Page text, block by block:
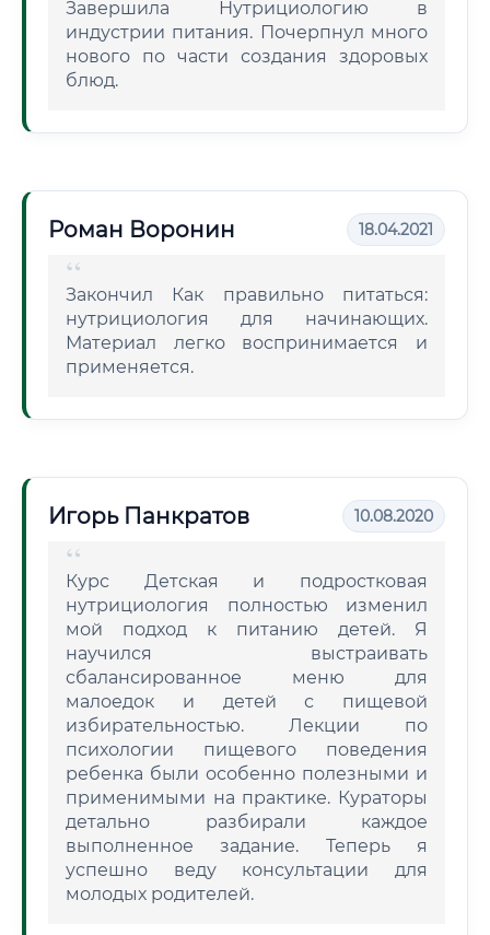
Завершила Нутрициологию в
индустрии питания. Почерпнул много
нового по части создания здоровых
блюд.
Роман Воронин 18.04.2021
Закончил Как правильно питаться:
нутрициология для начинающих.
Материал легко воспринимается и
применяется.
Игорь Панкратов 10.08.2020
Курс Детская и подростковая
нутрициология полностью изменил
мой подход к питанию детей. Я
научился выстраивать
сбалансированное меню для
малоедок и детей с пищевой
избирательностью. Лекции по
психологии пищевого поведения
ребенка были особенно полезными и
применимыми на практике. Кураторы
детально разбирали каждое
выполненное задание. Теперь я
успешно веду консультации для
молодых родителей.